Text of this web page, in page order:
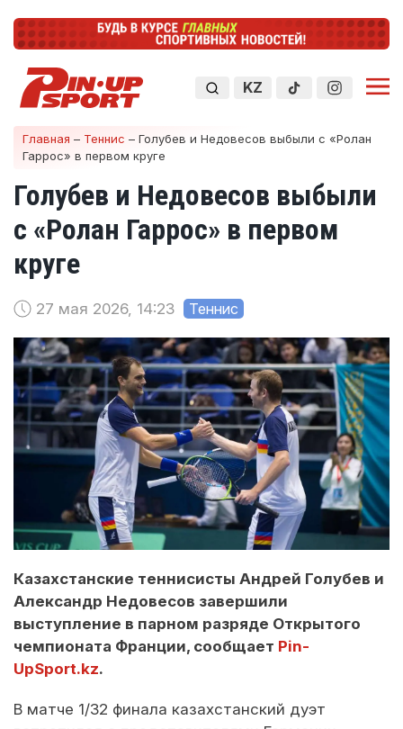
KZ
Главная – Теннис – Голубев и Недовесов выбыли с «Ролан
Гаррос» в первом круге
Голубев и Недовесов выбыли
с «Ролан Гаррос» в первом
круге
27 мая 2026, 14:23 Теннис
Казахстанские теннисисты Андрей Голубев и
Александр Недовесов завершили
выступление в парном разряде Открытого
чемпионата Франции, сообщает Pin-
UpSport.kz.
В матче 1/32 финала казахстанский дуэт